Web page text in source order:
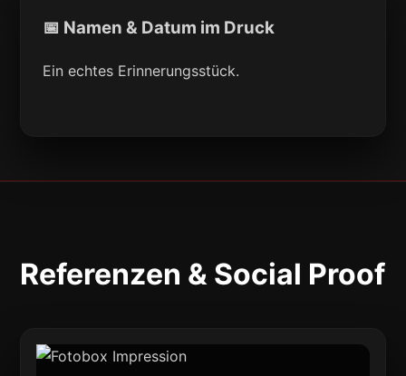
📅 Namen & Datum im Druck
Ein echtes Erinnerungsstück.
Referenzen & Social Proof